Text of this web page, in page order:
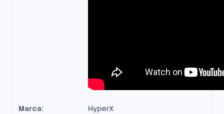
Marca: HyperX